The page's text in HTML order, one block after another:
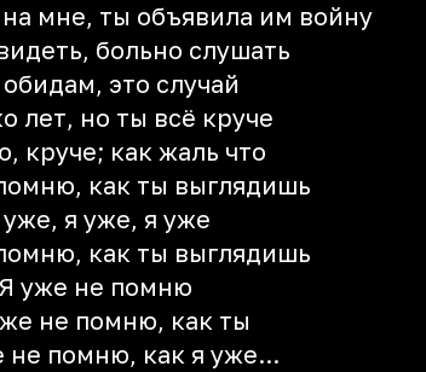
мне, ты объявила им войну
больно слушать
это случай
лет, но ты всё круче
круче; как жаль что
как ты выглядишь
я уже, я уже
как ты выглядишь
Я уже не помню
не помню, как ты
не помню, как я уже...